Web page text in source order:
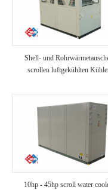
Shell- und
scrollen luftgekühlten
10hp - 45hp scroll water